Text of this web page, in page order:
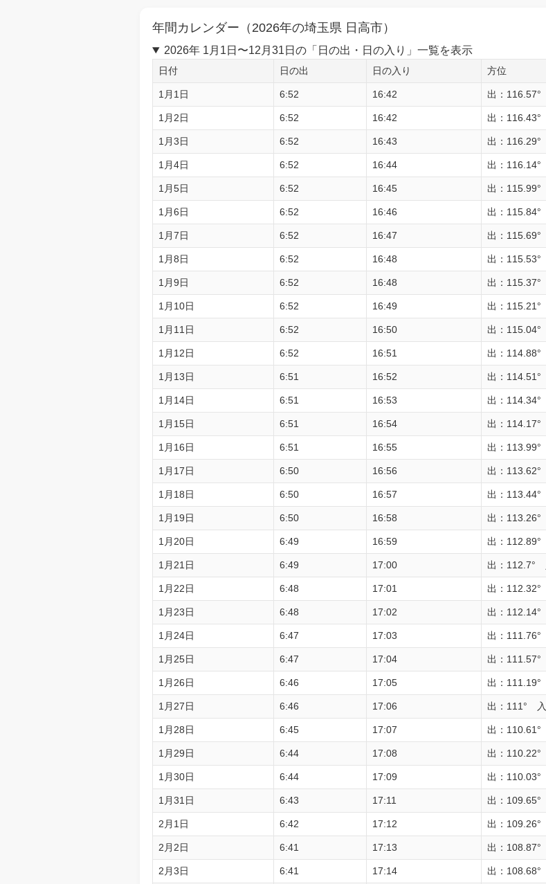
年間カレンダー（2026年の埼玉県 日高市）
2026年 1月1日〜12月31日の「日の出・日の入り」一覧を表示
日付 日の出 日の入り 方位
1月1日 6:52 16:42 出：
1月2日 6:52 16:42 出：
1月3日 6:52 16:43 出：
1月4日 6:52 16:44 出：
1月5日 6:52 16:45 出：
1月6日 6:52 16:46 出：
1月7日 6:52 16:47 出：
1月8日 6:52 16:48 出：
1月9日 6:52 16:48 出：
1月10日 6:52 16:49 出：
1月11日 6:52 16:50 出：
1月12日 6:52 16:51 出：
1月13日 6:51 16:52 出：
1月14日 6:51 16:53 出：
1月15日 6:51 16:54 出：
1月16日 6:51 16:55 出：
1月17日 6:50 16:56 出：
1月18日 6:50 16:57 出：
1月19日 6:50 16:58 出：
1月20日 6:49 16:59 出：
1月21日 6:49 17:00 出：112.7°
1月22日 6:48 17:01 出：
1月23日 6:48 17:02 出：
1月24日 6:47 17:03 出：
1月25日 6:47 17:04 出：
1月26日 6:46 17:05 出：
1月27日 6:46 17:06 出：111°
1月28日 6:45 17:07 出：
1月29日 6:44 17:08 出：
1月30日 6:44 17:09 出：
1月31日 6:43 17:11 出：
2月1日 6:42 17:12 出：
2月2日 6:41 17:13 出：
2月3日 6:41 17:14 出：